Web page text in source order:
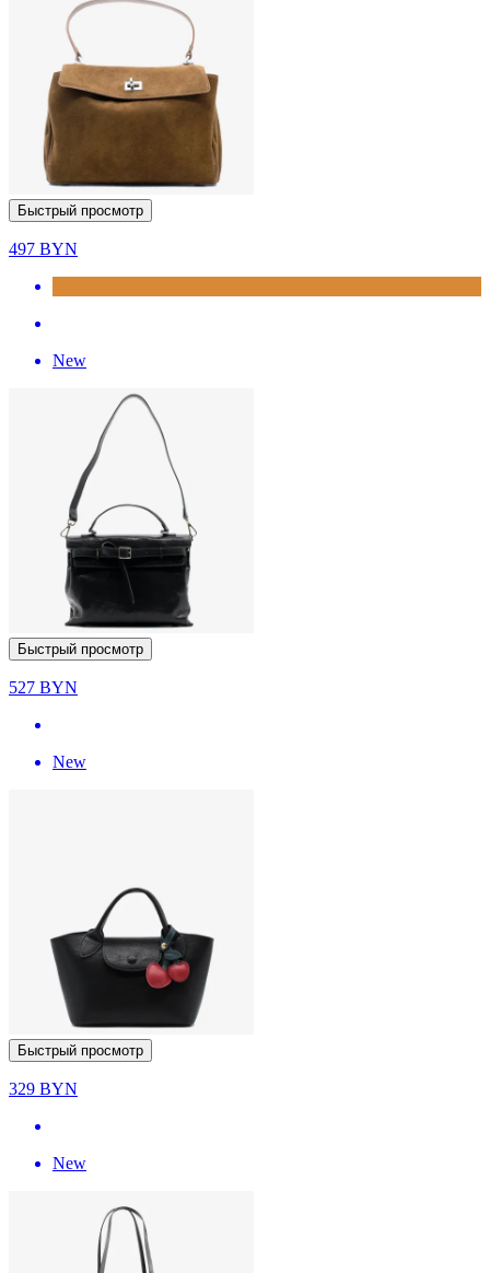
Быстрый просмотр
497 BYN
New
Быстрый просмотр
527 BYN
New
Быстрый просмотр
329 BYN
New